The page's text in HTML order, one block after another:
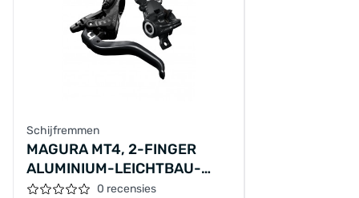
Schijfremmen
MAGURA MT4, 2-FINGER
ALUMINIUM-LEICHTBAU-
HEBEL
0 recensies